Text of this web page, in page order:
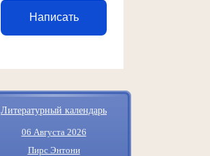
Написать
Литературный календарь
06 Августа 2026
Пирс Энтони